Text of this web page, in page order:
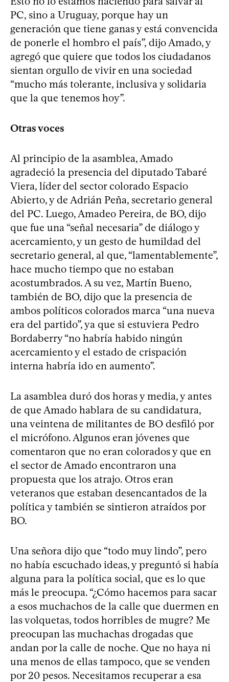
PC, sino a Uruguay, porque hay un
generación que tiene ganas y está convencida
de ponerle el hombro el país”, dijo Amado, y
agregó que quiere que todos los ciudadanos
sientan orgullo de vivir en una sociedad
“mucho más tolerante, inclusiva y solidaria
que la que tenemos hoy”.
Otras voces
Al principio de la asamblea, Amado
agradeció la presencia del diputado Tabaré
Viera, líder del sector colorado Espacio
Abierto, y de Adrián Peña, secretario general
del PC. Luego, Amadeo Pereira, de BO, dijo
que fue una “señal necesaria” de diálogo y
acercamiento, y un gesto de humildad del
secretario general, al que, “lamentablemente”,
hace mucho tiempo que no estaban
acostumbrados. A su vez, Martín Bueno,
también de BO, dijo que la presencia de
ambos políticos colorados marca “una nueva
era del partido”, ya que si estuviera Pedro
Bordaberry “no habría habido ningún
acercamiento y el estado de crispación
interna habría ido en aumento”.
La asamblea duró dos horas y media, y antes
de que Amado hablara de su candidatura,
una veintena de militantes de BO desfiló por
el micrófono. Algunos eran jóvenes que
comentaron que no eran colorados y que en
el sector de Amado encontraron una
propuesta que los atrajo. Otros eran
veteranos que estaban desencantados de la
política y también se sintieron atraídos por
BO.
Una señora dijo que “todo muy lindo”, pero
no había escuchado ideas, y preguntó si había
alguna para la política social, que es lo que
más le preocupa. “¿Cómo hacemos para sacar
a esos muchachos de la calle que duermen en
las volquetas, todos horribles de mugre? Me
preocupan las muchachas drogadas que
andan por la calle de noche. Que no haya ni
una menos de ellas tampoco, que se venden
por 20 pesos. Necesitamos recuperar a esa